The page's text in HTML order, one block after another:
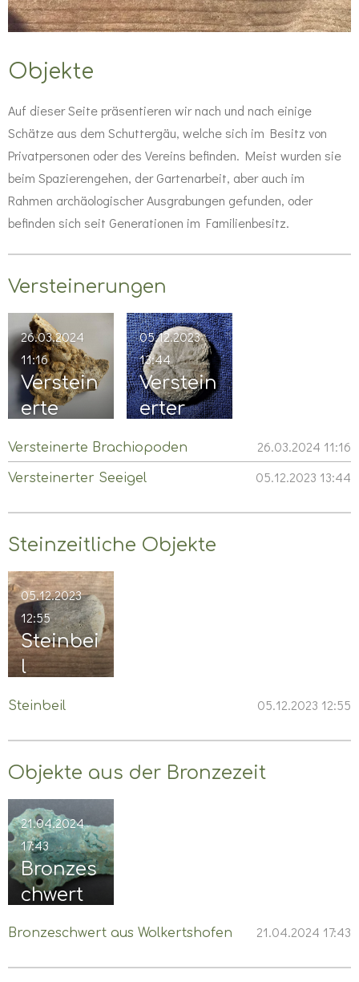
Objekte
Auf dieser Seite präsentieren wir nach und nach einige
Schätze aus dem Schuttergäu, welche sich im Besitz von
Privatpersonen oder des Vereins befinden. Meist wurden sie
beim Spazierengehen, der Gartenarbeit, aber auch im
Rahmen archäologischer Ausgrabungen gefunden, oder
befinden sich seit Generationen im Familienbesitz.
Versteinerungen
Verstein
erte
poden
26.03.2024
11:16
Verstein
erter
05.12.2023
13:44
Versteinerte Brachiopoden 26.03.2024 11:16
Versteinerter Seeigel 05.12.2023 13:44
Steinzeitliche Objekte
Steinbei
l
05.12.2023
12:55
Steinbeil 05.12.2023 12:55
Objekte aus der Bronzezeit
Bronzes
chwert
hofen
21.04.2024
17:43
Bronzeschwert aus Wolkertshofen 21.04.2024 17:43